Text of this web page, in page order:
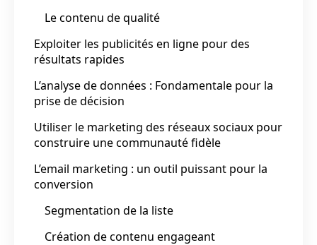
Le contenu de qualité
Exploiter les publicités en ligne pour des
résultats rapides
L’analyse de données : Fondamentale pour la
prise de décision
Utiliser le marketing des réseaux sociaux pour
construire une communauté fidèle
L’email marketing : un outil puissant pour la
conversion
Segmentation de la liste
Création de contenu engageant